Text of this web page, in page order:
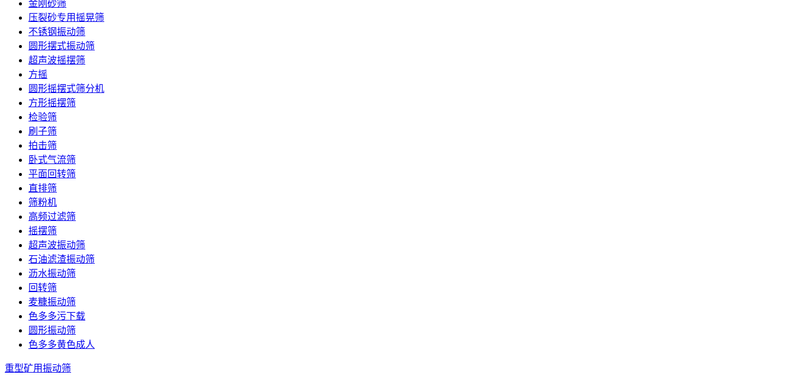
金刚砂筛
压裂砂专用摇晃筛
不锈钢振动筛
圆形摆式振动筛
超声波摇摆筛
方摇
圆形摇摆式筛分机
方形摇摆筛
检验筛
刷子筛
拍击筛
卧式气流筛
平面回转筛
直排筛
筛粉机
高频过滤筛
摇摆筛
超声波振动筛
石油滤渣振动筛
沥水振动筛
回转筛
麦糠振动筛
色多多污下载
圆形振动筛
色多多黄色成人
重型矿用振动筛